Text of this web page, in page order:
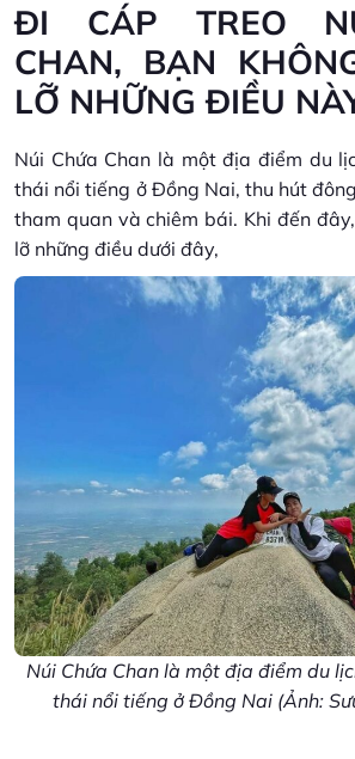
ĐI CÁP TREO
CHAN, BẠN
LỠ NHỮNG ĐIỀU
Núi Chứa Chan là một địa điểm du
thái nổi tiếng ở Đồng Nai, thu hút
tham quan và chiêm bái. Khi đến
lỡ những điều dưới đây,
Núi Chứa Chan là một địa điểm du
thái nổi tiếng ở Đồng Nai (Ảnh: